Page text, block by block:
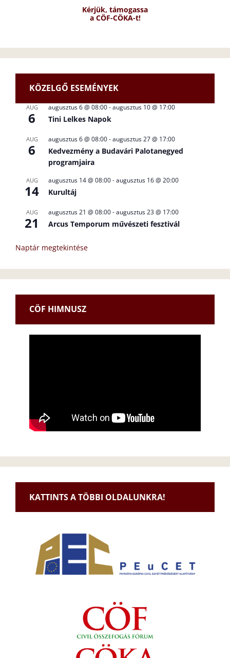
Kérjük, támogassa
a CÖF-CÖKA-t!
KÖZELGŐ ESEMÉNYEK
AUG
6
augusztus 6 @ 08:00-augusztus 10 @ 17:00
Tini Lelkes Napok
AUG
6
augusztus 6 @ 08:00-augusztus 27 @ 17:00
Kedvezmény a Budavári Palotanegyed
programjaira
AUG
14
augusztus 14 @ 08:00-augusztus 16 @ 20:00
Kurultáj
AUG
21
augusztus 21 @ 08:00-augusztus 23 @ 17:00
Arcus Temporum művészeti fesztivál
Naptár megtekintése
CÖF HIMNUSZ
KATTINTS A TÖBBI OLDALUNKRA!